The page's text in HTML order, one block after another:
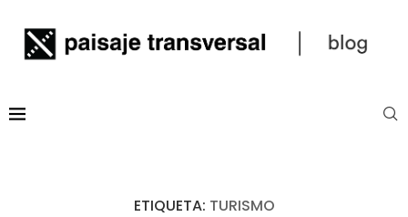
ETIQUETA: TURISMO